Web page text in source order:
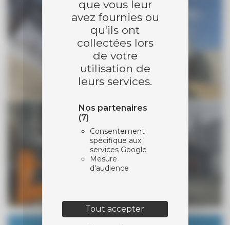
que vous leur
avez fournies ou
qu'ils ont
collectées lors
de votre
utilisation de
leurs services.
Nos partenaires
(7)
Consentement
spécifique aux
services Google
Mesure
d'audience
Tout accepter